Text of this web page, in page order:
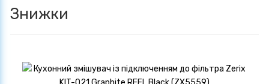
Знижки